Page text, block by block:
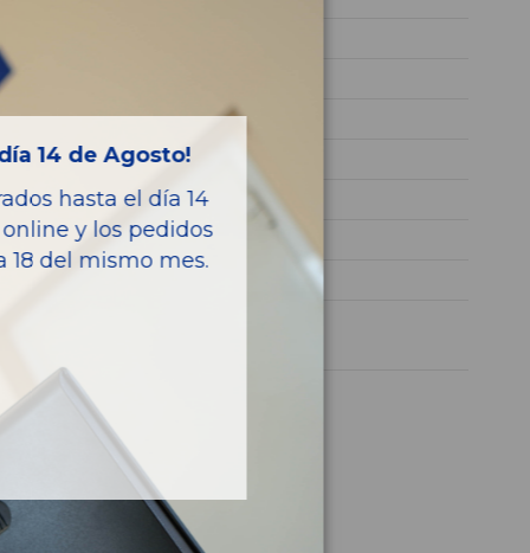
NEGRO
Diesel
BLUETEC
258CV 190KW
14 de Agosto!
hasta el día 14
y los pedidos
del mismo mes.